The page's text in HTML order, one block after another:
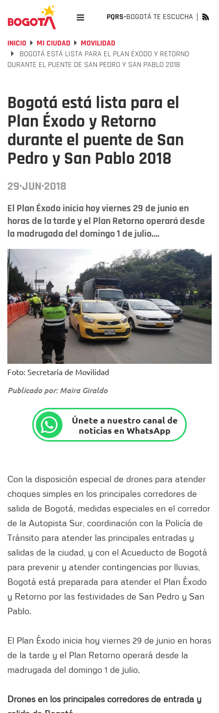
PQRS-BOGOTÁ TE ESCUCHA
INICIO MI CIUDAD
MOVILIDAD
BOGOTÁ ESTÁ LISTA PARA EL PLAN ÉXODO Y RETORNO
DURANTE EL PUENTE DE SAN PEDRO Y SAN PABLO 2018
Bogotá está lista para el
Plan Éxodo y Retorno
durante el puente de San
Pedro y San Pablo 2018
29·JUN·2018
El Plan Éxodo inicia hoy viernes 29 de junio en
horas de la tarde y el Plan Retorno operará desde
la madrugada del domingo 1 de julio....
Foto: Secretaría de Movilidad
Publicado por: Maira Giraldo
Únete a nuestro canal de
noticias en WhatsApp
Con la disposición especial de drones para atender
choques simples en los principales corredores de
salida de Bogotá, medidas especiales en el corredor
de la Autopista Sur, coordinación con la Policía de
Tránsito para atender las principales entradas y
salidas de la ciudad, y con el Acueducto de Bogotá
para prevenir y atender contingencias por lluvias,
Bogotá está preparada para atender el Plan Éxodo
y Retorno por las festividades de San Pedro y San
Pablo.
El Plan Éxodo inicia hoy viernes 29 de junio en horas
de la tarde y el Plan Retorno operará desde la
madrugada del domingo 1 de julio.
Drones en los principales corredores de entrada y